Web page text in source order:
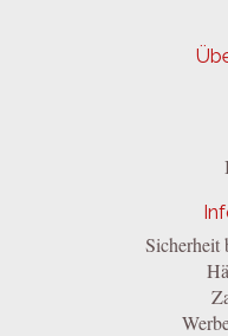
Sicherheit